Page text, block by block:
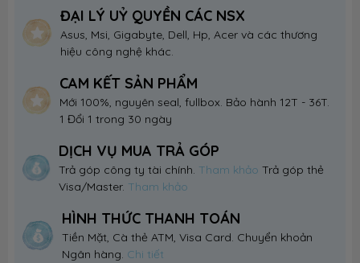
ĐẠI LÝ UỶ QUYỀN CÁC NSX
Asus, Msi, Gigabyte, Dell, Hp, Acer và các thương
hiệu công nghệ khác.
CAM KẾT SẢN PHẨM
Mới 100%, nguyên seal, fullbox. Bảo hành 12T - 36T.
1 Đổi 1 trong 30 ngày
DỊCH VỤ MUA TRẢ GÓP
Trả góp công ty tài chính. Tham khảoTrả góp thẻ
Visa/Master. Tham khảo
HÌNH THỨC THANH TOÁN
Tiền Mặt, Cà thẻ ATM, Visa Card. Chuyển khoản
Ngân hàng. Chi tiết